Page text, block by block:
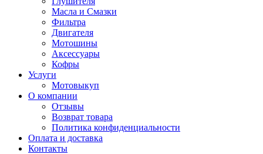
Масла и Смазки
Фильтра
Двигателя
Мотошины
Аксессуары
Кофры
Услуги
Мотовыкуп
О компании
Отзывы
Возврат товара
Политика конфиденциальности
Оплата и доставка
Контакты